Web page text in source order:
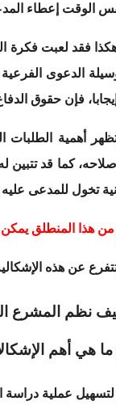
الوقت إعطاء
فقد لعبت فكرة
الدعوى
فإن حقوق
أهمية الطلبات
كما قد
تخول للمدعى
هذا المنطلق يمكن
عن هذه
نظم المشرع
ما هي أهم
عملية دراسة